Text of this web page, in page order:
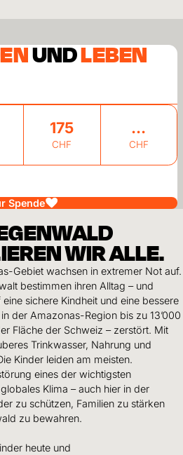
UNDLEBEN
175
CHF CHF
Spende
WIR ALLE.
Gebiet wachsen in extremer Not auf.
bestimmen ihren Alltag – und
sichere Kindheit und eine bessere
der Amazonas-Region bis zu 13’000
Fläche der Schweiz – zerstört. Mit
Trinkwasser, Nahrung und
Kinder leiden am meisten.
eines der wichtigsten
Klima – auch hier in der
zu schützen, Familien zu stärken
zu bewahren.
heute und